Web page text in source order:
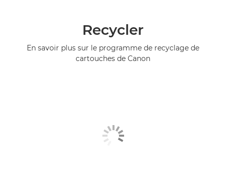
Recycler
En savoir plus sur le programme de recyclage de
cartouches de Canon